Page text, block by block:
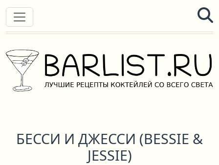
БЕССИ И ДЖЕССИ (BESSIE &
JESSIE)